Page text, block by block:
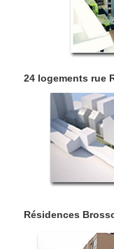
24 logements rue
Résidences